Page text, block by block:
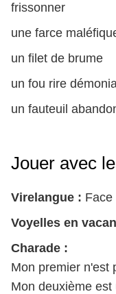
frissonner
une farce
un filet de brume
un fou rire
un fauteuil
Jouer avec
Virelangue : Face
Voyelles en
Charade :
Mon premier n'est
Mon deuxième